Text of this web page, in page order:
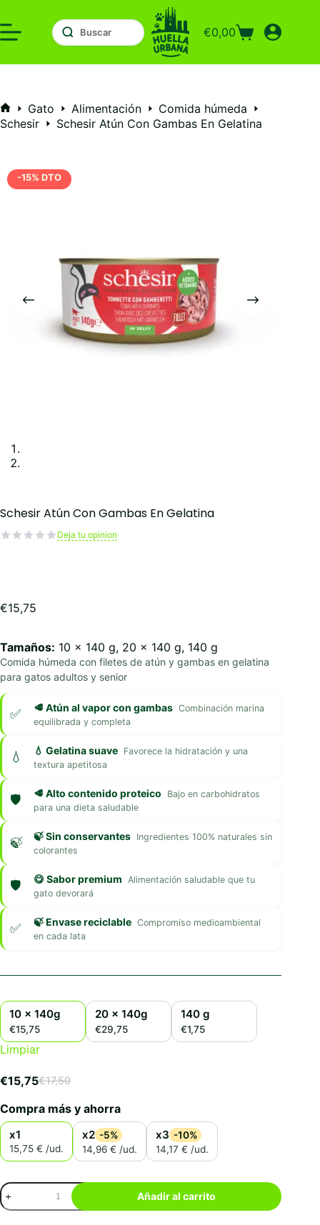
al
contenido
Carro
compra
€0,00
Inicio
Gato Alimentación
Comida húmeda
Schesir
Schesir Atún Con Gambas En Gelatina
-15% DTO
Schesir Atún Con Gambas En Gelatina
Deja tu opinion
€15,75
Tamaños: 10 x 140 g, 20 x 140 g, 140 g
Comida húmeda con filetes de atún y gambas en gelatina
para gatos adultos y senior
🥩 Atún al vapor con gambas Combinación marina
equilibrada y completa
💧 Gelatina suave Favorece la hidratación y una
textura apetitosa
🥩 Alto contenido proteico
Bajo en carbohidratos
para una dieta saludable
🍃 Sin conservantes Ingredientes 100% naturales sin
colorantes
😋 Sabor premium
Alimentación saludable que tu
gato devorará
🍃 Envase reciclable Compromiso medioambiental
en cada lata
10 x 140g
€15,75
20 x 140g
€29,75
140 g
€1,75
Limpiar
€17,50
El
precio
original
€17,50.
€15,75El
precio
actual
€15,75.
Compra más y ahorra
x1
15,75 € /ud.
x2 -5%
14,96 € /ud.
x3 -10%
14,17 € /ud.
Schesir
Atún
Con
Añadir al carrito